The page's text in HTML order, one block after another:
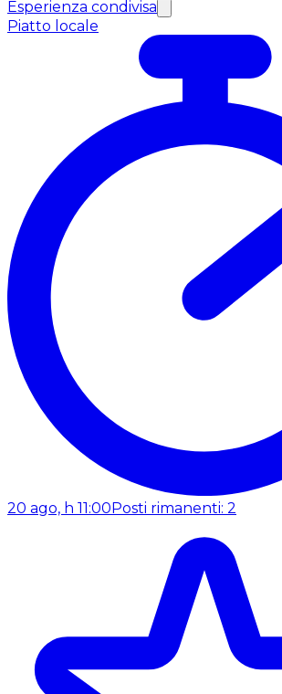
Esperienza condivisa
Piatto locale
20 ago, h 11:00Posti rimanenti: 2